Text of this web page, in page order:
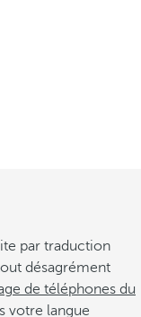
par traduction
désagrément
de téléphones du
votre langue